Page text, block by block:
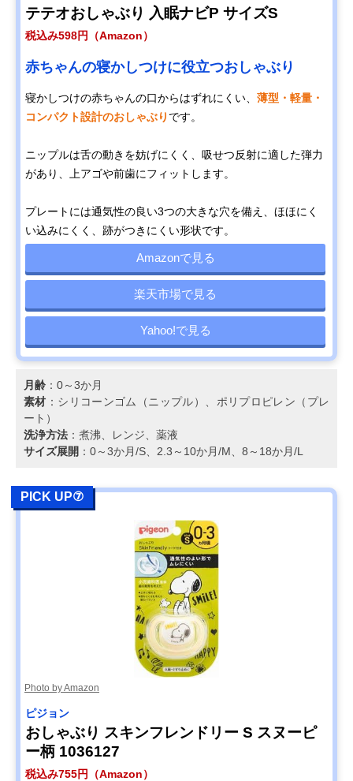
テテオおしゃぶり 入眠ナビP サイズS
税込み598円（Amazon）
赤ちゃんの寝かしつけに役立つおしゃぶり
寝かしつけの赤ちゃんの口からはずれにくい、 薄型・軽量・
コンパクト設計のおしゃぶり です。
ニップルは舌の動きを妨げにくく、吸せつ反射に適した弾力
があり、上アゴや前歯にフィットします。
プレートには通気性の良い3つの大きな穴を備え、ほほにく
い込みにくく、跡がつきにくい形状です。
Amazonで見る
楽天市場で見る
Yahoo!で見る
月齢 ：0～3か月
素材 ：シリコーンゴム（ニップル）、ポリプロピレン（プレ
ート）
洗浄方法 ：煮沸、レンジ、薬液
サイズ展開 ：0～3か月/S、2.3～10か月/M、8～18か月/L
PICK UP⑦
Photo by Amazon
ピジョン
おしゃぶり スキンフレンドリー S スヌーピ
ー柄 1036127
税込み755円（Amazon）